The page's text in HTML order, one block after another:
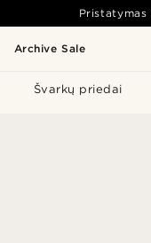
Archive Sale
Švarkų priedai
Pristatymas